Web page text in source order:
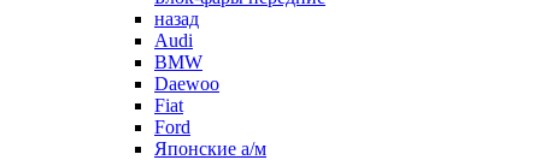
назад
Audi
BMW
Daewoo
Fiat
Ford
Японские а/м